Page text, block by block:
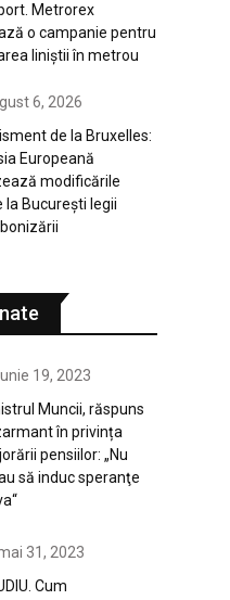
Metrorex
o campanie pentru
liniștii în metrou
6, 2026
de la Bruxelles:
Europeană
modificările
la București legii
19, 2023
Muncii, răspuns
în privința
pensiilor: „Nu
să induc speranţe
31, 2023
Cum